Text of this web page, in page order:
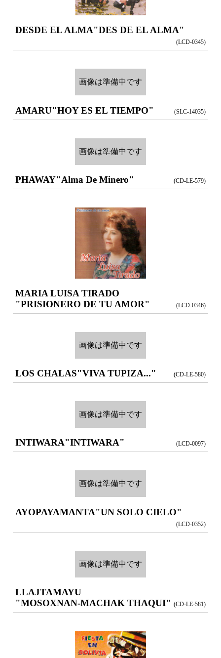
DESDE EL ALMA"DES DE EL ALMA"
(LCD-0345)
画像は準備中です
AMARU"HOY ES EL TIEMPO" (SLC-14035)
画像は準備中です
PHAWAY"Alma De Minero" (CD-LE-579)
MARIA LUISA TIRADO
"PRISIONERO DE TU AMOR"
(LCD-0346)
画像は準備中です
LOS CHALAS"VIVA TUPIZA..." (CD-LE-580)
画像は準備中です
INTIWARA"INTIWARA" (LCD-0097)
画像は準備中です
AYOPAYAMANTA"UN SOLO CIELO"
(LCD-0352)
画像は準備中です
LLAJTAMAYU
"MOSOXNAN-MACHAK THAQUI" (CD-LE-581)